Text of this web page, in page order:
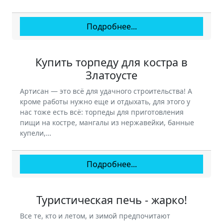
Подробнее...
Купить торпеду для костра в
Златоусте
Артисан — это всё для удачного строительства! А
кроме работы нужно еще и отдыхать, для этого у
нас тоже есть всё: торпеды для приготовления
пищи на костре, мангалы из нержавейки, банные
купели,…
Подробнее...
Туристическая печь - жарко!
Все те, кто и летом, и зимой предпочитают